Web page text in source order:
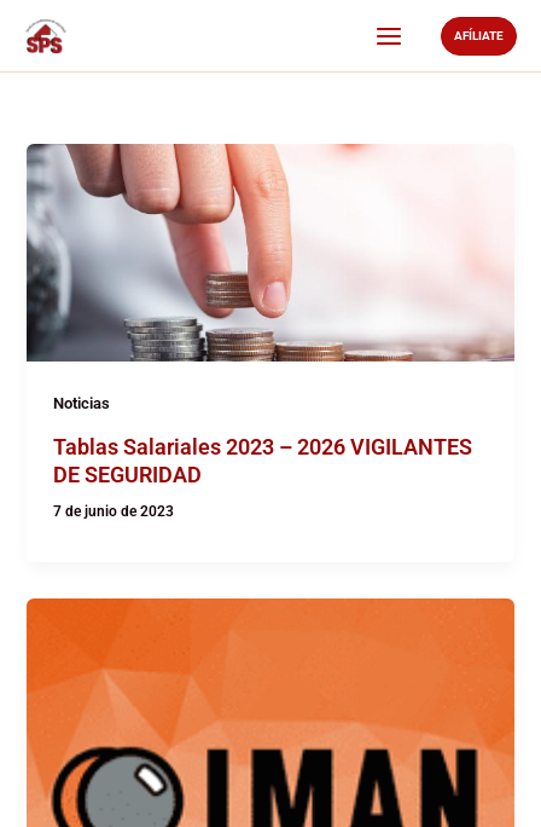
contenido
AFÍLIATE
Noticias
Tablas Salariales 2023 – 2026 VIGILANTES
DE SEGURIDAD
7 de junio de 2023